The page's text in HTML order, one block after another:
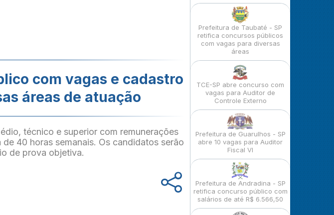
com vagas e cadastro
áreas de atuação
técnico e superior com remunerações
40 horas semanais. Os candidatos serão
de prova objetiva.
Prefeitura de Taubaté - SP
retifica concursos públicos
com vagas para diversas
áreas
TCE-SP abre concurso com
vagas para Auditor de
Controle Externo
Prefeitura de Guarulhos - SP
abre 10 vagas para Auditor
Fiscal VI
Prefeitura de Andradina - SP
retifica concurso público com
salários de até R$ 6.566,50